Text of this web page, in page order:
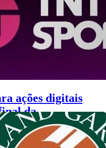
ações digitais
da